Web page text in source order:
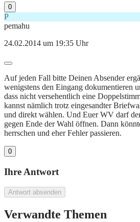
0
P
pemahu
24.02.2014 um 19:35 Uhr
Auf jeden Fall bitte Deinen Absender
wenigstens den Eingang dokumentieren
dass nicht versehentlich eine
kannst nämlich trotz eingesandter
und direkt wählen. Und Euer WV darf
gegen Ende der Wahl öffnen. Dann
herrschen und eher Fehler passieren.
0
Ihre Antwort
Antwort absenden
Verwandte Themen